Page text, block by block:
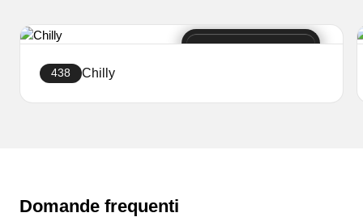
438 Chilly
Domande frequenti